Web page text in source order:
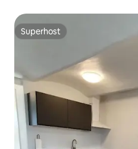
Superhost
Superhost